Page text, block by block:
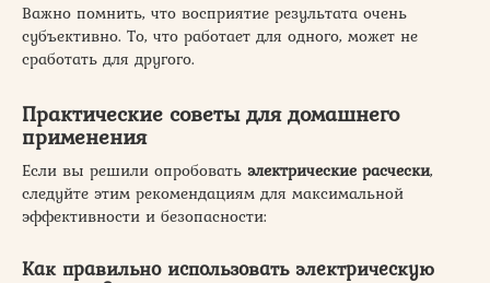
Важно помнить, что восприятие результата очень
субъективно. То, что работает для одного, может не
сработать для другого.
Практические советы для домашнего
применения
Если вы решили опробовать электрические расчески,
следуйте этим рекомендациям для максимальной
эффективности и безопасности:
Как правильно использовать электрическую